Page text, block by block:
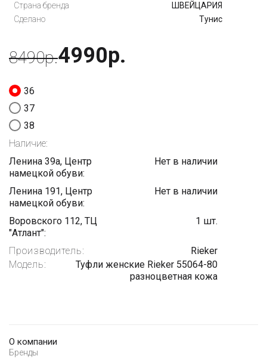
Страна бренда
ШВЕЙЦАРИЯ
Сделано
Тунис
8490р.4990р.
36
37
38
Наличие:
Ленина 39а, Центр
намецкой обуви:
Нет в наличии
Ленина 191, Центр
намецкой обуви:
Нет в наличии
Воровского 112, ТЦ
"Атлант":
1 шт.
Производитель:
Rieker
Модель:
Туфли женские Rieker 55064-80
разноцветная кожа
О компании
Бренды